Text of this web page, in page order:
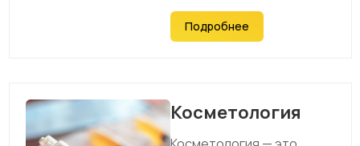
Подробнее
Косметология